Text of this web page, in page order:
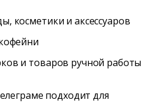
косметики и аксессуаров
и товаров ручной работы
подходит для